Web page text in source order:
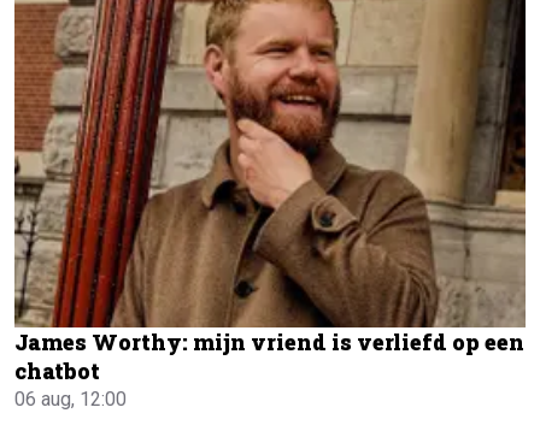
James Worthy: mijn vriend is verliefd op een
chatbot
06 aug, 12:00